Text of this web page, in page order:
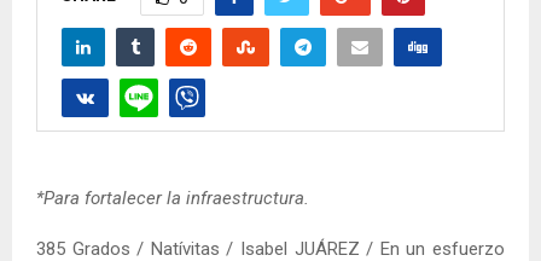
*Para fortalecer la infraestructura.
385 Grados / Natívitas / Isabel JUÁREZ / En un esfuerzo